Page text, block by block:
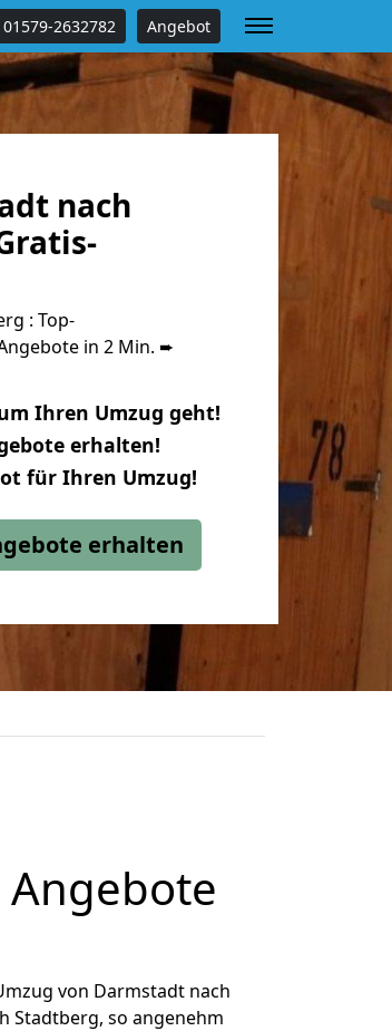
01579-2632782 Angebot
nach
: Top-
in 2 Min. ➨
Ihren Umzug geht!
erhalten!
für Ihren Umzug!
erhalten
von Darmstadt nach
Stadtberg, so angenehm